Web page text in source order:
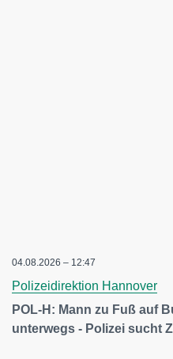
04.08.2026 – 12:47
Polizeidirektion Hannover
POL-H: Mann zu Fuß auf
unterwegs - Polizei sucht